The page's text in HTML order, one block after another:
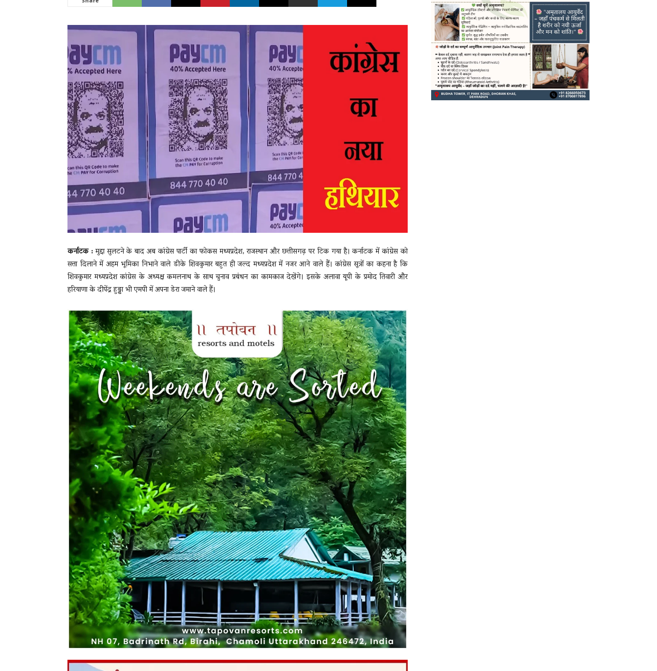
LIVE
कर्नाटक :मुद्दा सुलटने के बाद अब कांग्रेस पार्टी का फोकस मध्यप्रदेश, राजस्थान और छत्तीसगढ़ पर टिक गया है। कर्नाटक में कांग्रेस को
सत्ता दिलाने में अहम भूमिका निभाने वाले डीके शिवकुमार बहुत ही जल्द मध्यप्रदेश में नजर आने वाले हैं। कांग्रेस सूत्रों का कहना है कि
शिवकुमार मध्यप्रदेश कांग्रेस के अध्यक्ष कमलनाथ के साथ चुनाव प्रबंधन का कामकाज देखेंगे। इसके अलावा यूपी के प्रमोद तिवारी और
हरियाणा के दीपेंद्र हुड्डा भी एमपी में अपना डेरा जमाने वाले हैं।